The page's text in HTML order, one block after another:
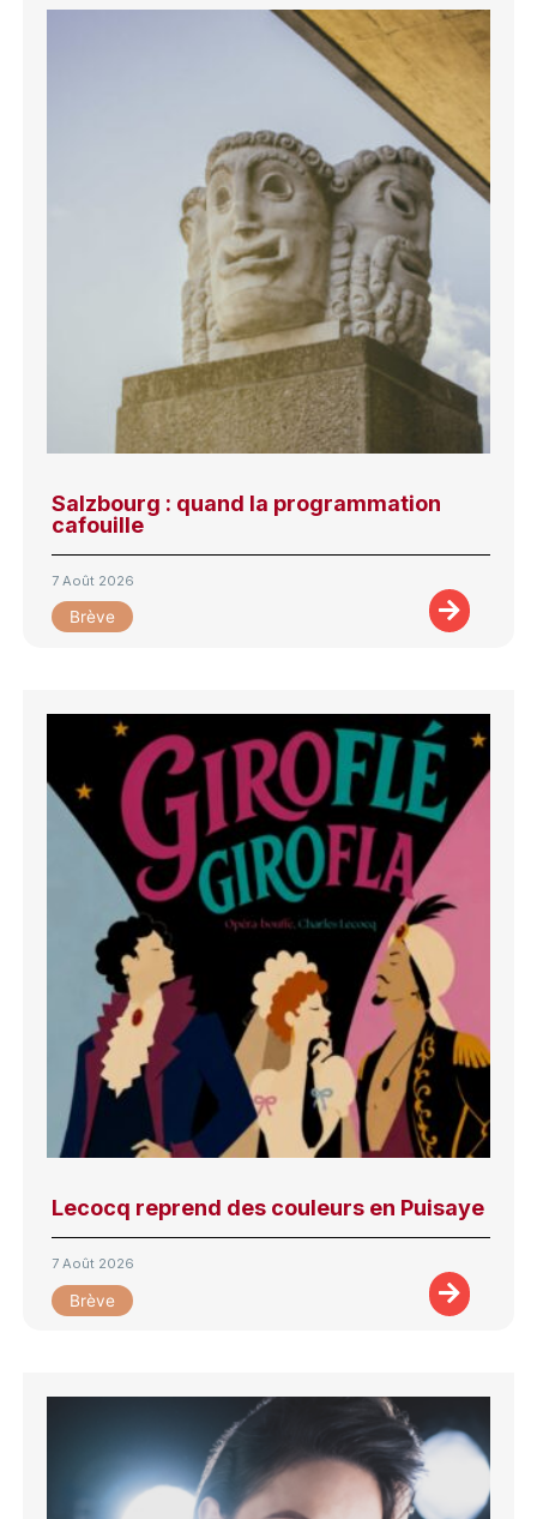
Salzbourg : quand la programmation
cafouille
7 Août 2026
Brève
Lecocq reprend des couleurs en Puisaye
7 Août 2026
Brève